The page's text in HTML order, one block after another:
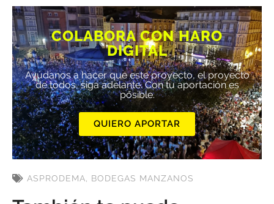
COLABORA CON HARO
DIGITAL
Ayúdanos a hacer que este proyecto, el proyecto
de todos, siga adelante. Con tu aportación es
posible.
QUIERO APORTAR
ASPRODEMA, BODEGAS MANZANOS